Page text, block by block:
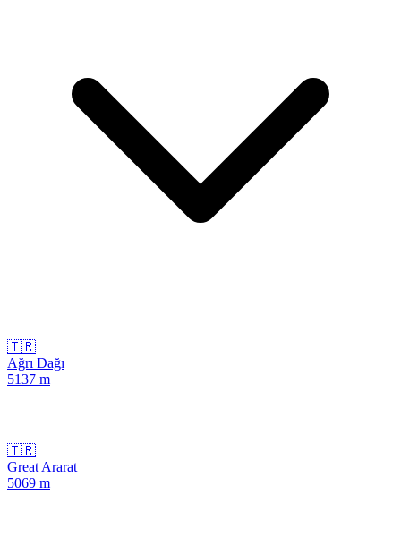
🇹🇷
Ağrı Dağı
5137 m
🇹🇷
Great Ararat
5069 m